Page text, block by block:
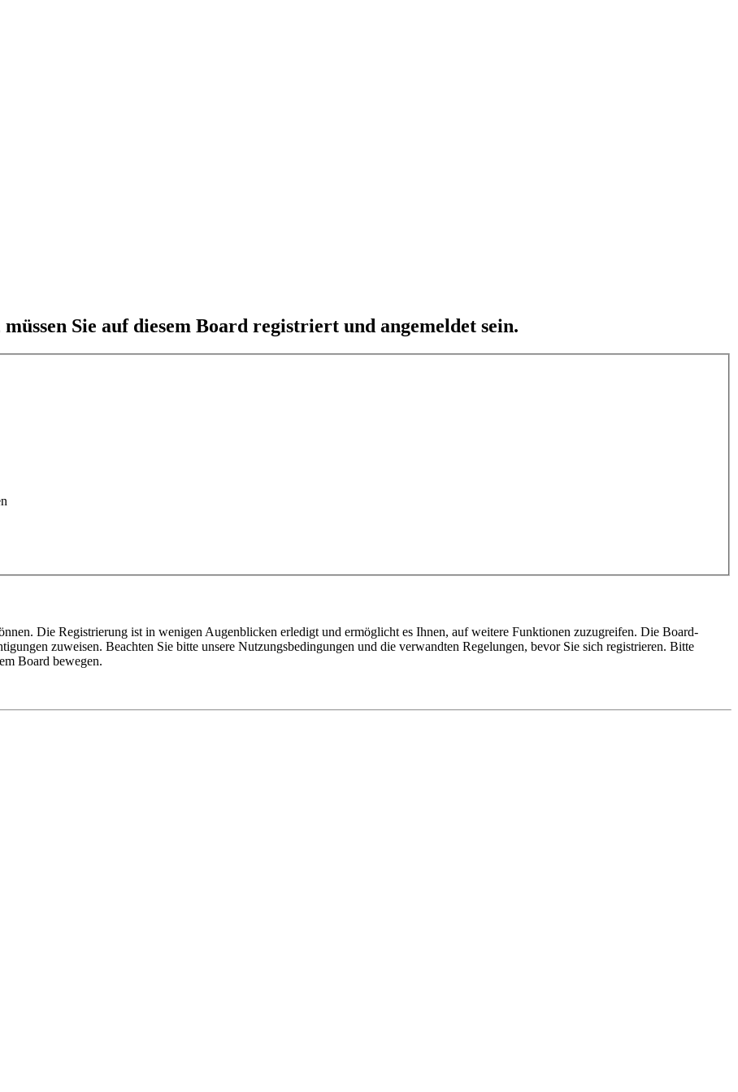
Sie auf diesem Board registriert und angemeldet sein.
Die Registrierung ist in wenigen Augenblicken erledigt und ermöglicht es Ihnen, auf weitere Funktionen zuzugreifen. Die Board-
zuweisen. Beachten Sie bitte unsere Nutzungsbedingungen und die verwandten Regelungen, bevor Sie sich registrieren. Bitte
Board bewegen.